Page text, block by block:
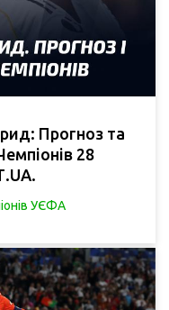
Прогноз та
28
УЄФА